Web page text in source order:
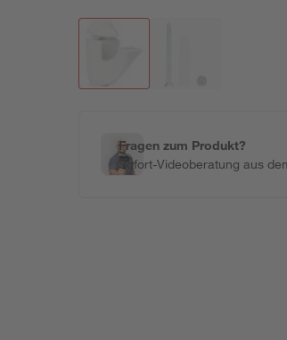
Fragen zum Produkt?
Sofort-Videoberatung aus